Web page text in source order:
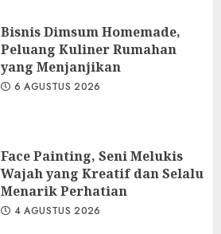
Bisnis Dimsum Homemade,
Peluang Kuliner Rumahan
yang Menjanjikan
6 AGUSTUS 2026
Face Painting, Seni Melukis
Wajah yang Kreatif dan Selalu
Menarik Perhatian
4 AGUSTUS 2026